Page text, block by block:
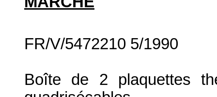
FR/V/5472210 5/1990
Boîte de 2 plaquettes